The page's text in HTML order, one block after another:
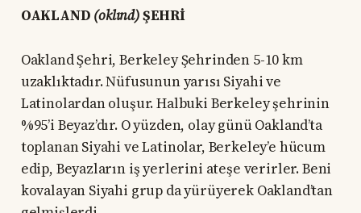
OAKLAND (oklınd)ŞEHRİ
Oakland Şehri, Berkeley Şehrinden 5-10 km
uzaklıktadır. Nüfusunun yarısı Siyahi ve
Latinolardan oluşur. Halbuki Berkeley şehrinin
%95’i Beyaz’dır. O yüzden, olay günü Oakland’ta
toplanan Siyahi ve Latinolar, Berkeley’e hücum
edip, Beyazların iş yerlerini ateşe verirler. Beni
kovalayan Siyahi grup da yürüyerek Oakland’tan